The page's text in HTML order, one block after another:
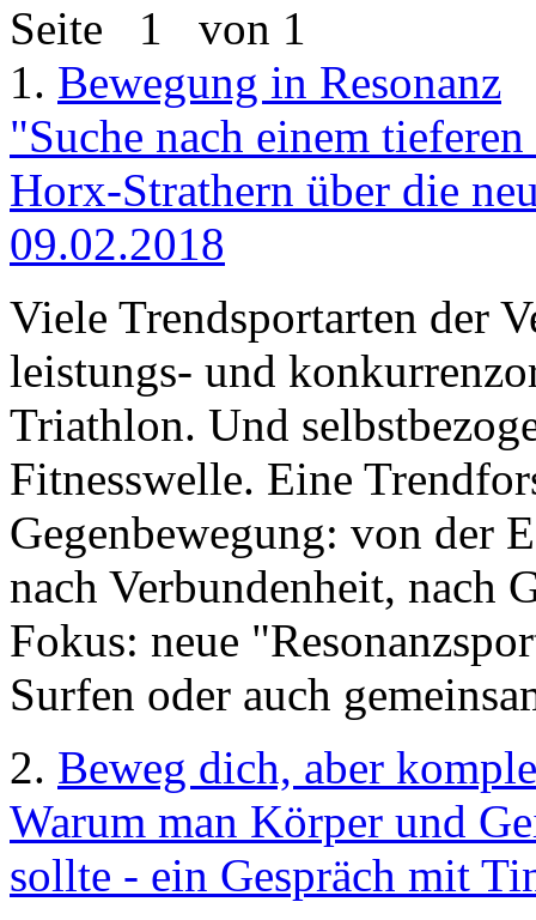
Seite 1 von 1
1. Bewegung in Resonanz
"Suche nach einem
Horx-Strathern über die
09.02.2018
Viele Trendsportarten der
leistungs- und
Triathlon. Und
Fitnesswelle. Eine
Gegenbewegung: von der
nach Verbundenheit, nach
Fokus: neue
Surfen oder auch
2. Beweg dich, aber
Warum man Körper und
sollte - ein Gespräch mit